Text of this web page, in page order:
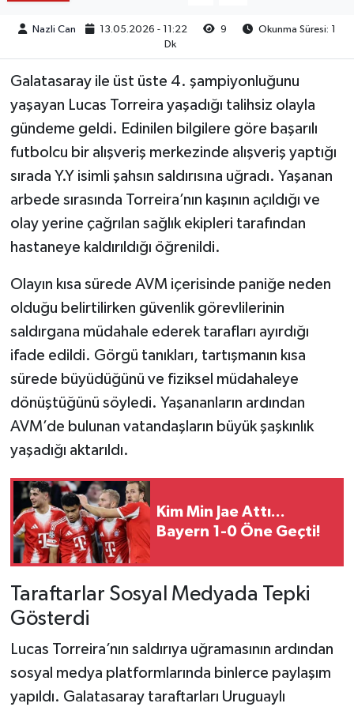
Nazli Can 13.05.2026 - 11:22 9
Okunma Süresi: 1
Dk
Galatasaray ile üst üste 4. şampiyonluğunu
yaşayan Lucas Torreira yaşadığı talihsiz olayla
gündeme geldi. Edinilen bilgilere göre başarılı
futbolcu bir alışveriş merkezinde alışveriş yaptığı
sırada Y.Y isimli şahsın saldırısına uğradı. Yaşanan
arbede sırasında Torreira’nın kaşının açıldığı ve
olay yerine çağrılan sağlık ekipleri tarafından
hastaneye kaldırıldığı öğrenildi.
Olayın kısa sürede AVM içerisinde paniğe neden
olduğu belirtilirken güvenlik görevlilerinin
saldırgana müdahale ederek tarafları ayırdığı
ifade edildi. Görgü tanıkları, tartışmanın kısa
sürede büyüdüğünü ve fiziksel müdahaleye
dönüştüğünü söyledi. Yaşananların ardından
AVM’de bulunan vatandaşların büyük şaşkınlık
yaşadığı aktarıldı.
Kim Min Jae Attı...
Bayern 1-0 Öne Geçti!
Taraftarlar Sosyal Medyada Tepki
Gösterdi
Lucas Torreira’nın saldırıya uğramasının ardından
sosyal medya platformlarında binlerce paylaşım
yapıldı. Galatasaray taraftarları Uruguaylı